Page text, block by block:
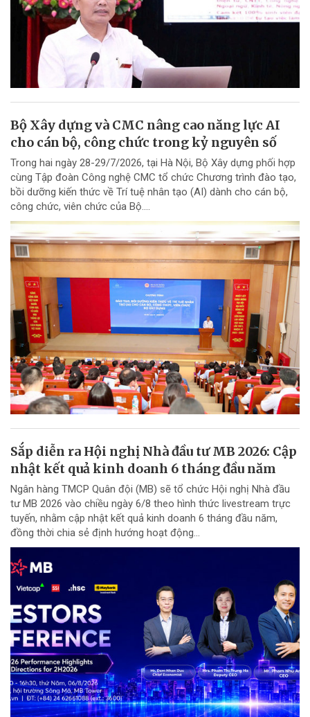
Bộ Xây dựng và CMC nâng cao năng lực AI
cho cán bộ, công chức trong kỷ nguyên số
Trong hai ngày 28-29/7/2026, tại Hà Nội, Bộ Xây dựng phối hợp
cùng Tập đoàn Công nghệ CMC tổ chức Chương trình đào tạo,
bồi dưỡng kiến thức về Trí tuệ nhân tạo (AI) dành cho cán bộ,
công chức, viên chức của Bộ....
Sắp diễn ra Hội nghị Nhà đầu tư MB 2026: Cập
nhật kết quả kinh doanh 6 tháng đầu năm
Ngân hàng TMCP Quân đội (MB) sẽ tổ chức Hội nghị Nhà đầu
tư MB 2026 vào chiều ngày 6/8 theo hình thức livestream trực
tuyến, nhằm cập nhật kết quả kinh doanh 6 tháng đầu năm,
đồng thời chia sẻ định hướng hoạt động...